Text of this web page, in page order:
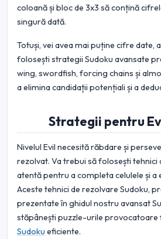
coloană și bloc de 3x3 să conțină
singură dată.
Totuși, vei avea mai puține cifre date,
folosești strategii Sudoku avansate
wing, swordfish, forcing chains și
a elimina candidații potențiali și a
Strategii pentru
Nivelul Evil necesită răbdare și
rezolvat. Va trebui să folosești tehnici
atentă pentru a completa celulele și a
Aceste tehnici de rezolvare Sudoku,
prezentate în ghidul nostru avansat
stăpânești puzzle-urile provocatoare
Sudoku eficiente.